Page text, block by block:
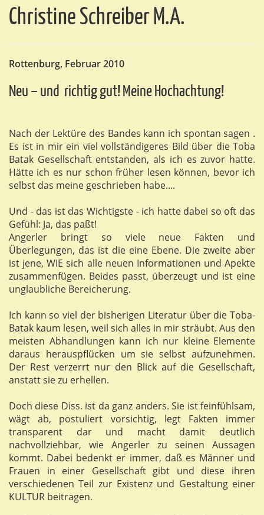
Christine Schreiber M.A.
Rottenburg, Februar 2010
Neu – und richtig gut! Meine Hochachtung!
Nach der Lektüre des Bandes kann ich spontan sagen .
Es ist in mir ein viel vollständigeres Bild über die Toba
Batak Gesellschaft entstanden, als ich es zuvor hatte.
Hätte ich es nur schon früher lesen können, bevor ich
selbst das meine geschrieben habe....
Und - das ist das Wichtigste - ich hatte dabei so oft das
Gefühl: Ja, das paßt!
Angerler bringt so viele neue Fakten und
Überlegungen, das ist die eine Ebene. Die zweite aber
ist jene, WIE sich alle neuen Informationen und Apekte
zusammenfügen. Beides passt, überzeugt und ist eine
unglaubliche Bereicherung.
Ich kann so viel der bisherigen Literatur über die Toba-
Batak kaum lesen, weil sich alles in mir sträubt. Aus den
meisten Abhandlungen kann ich nur kleine Elemente
daraus herauspflücken um sie selbst aufzunehmen.
Der Rest verzerrt nur den Blick auf die Gesellschaft,
anstatt sie zu erhellen.
Doch diese Diss. ist da ganz anders. Sie ist feinfühlsam,
wägt ab, postuliert vorsichtig, legt Fakten immer
transparent dar und macht damit deutlich
nachvollziehbar, wie Angerler zu seinen Aussagen
kommt. Dabei bedenkt er immer, daß es Männer und
Frauen in einer Gesellschaft gibt und diese ihren
verschiedenen Teil zur Existenz und Gestaltung einer
KULTUR beitragen.